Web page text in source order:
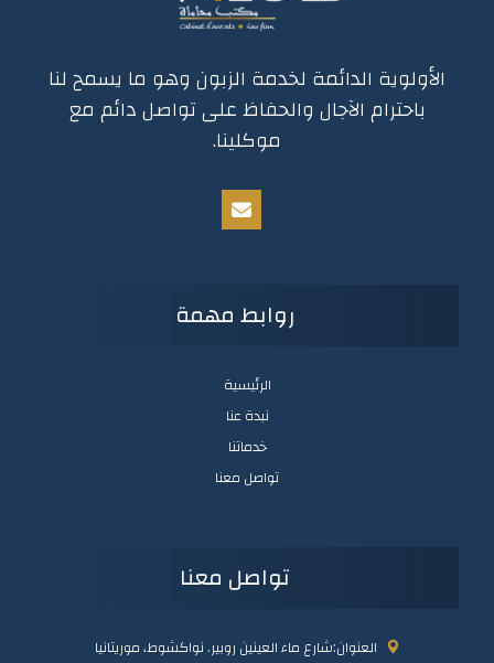
الأولوية الدائمة لخدمة الزبون وهو ما يسمح لنا
باحترام الآجال والحفاظ على تواصل دائم مع
موكلينا.
روابط مهمة
الرئيسية
نبدة عنا
خدماتنا
تواصل معنا
تواصل معنا
العنوان:شارع ماء العينين روبير. نواكشوط، موريتانيا